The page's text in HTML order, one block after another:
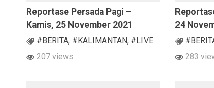
Reportase Persada Pagi –
Kamis, 25 November 2021
#BERITA, #KALIMANTAN, #LIVE
207 views
24
283